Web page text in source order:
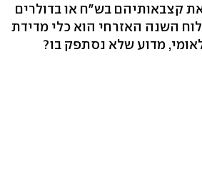
קצבאותיהם בש"ח או בדולרים
לוח השנה האזרחי הוא כלי מדידת
לאומי, מדוע שלא נסתפק בו?